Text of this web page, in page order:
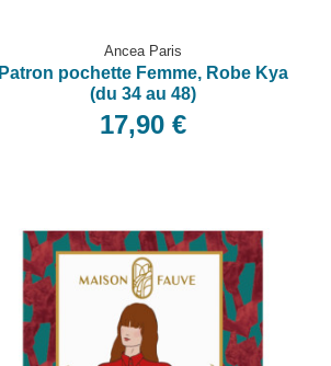
Ancea Paris
Patron pochette Femme, Robe Kya
(du 34 au 48)
17,90 €